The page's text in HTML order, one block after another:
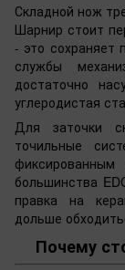
Складной нож
Шарнир стоит
- это сохраняет
службы
достаточно
углеродистая
Для заточки
точильные
большинства
правка на
дольше
Почему